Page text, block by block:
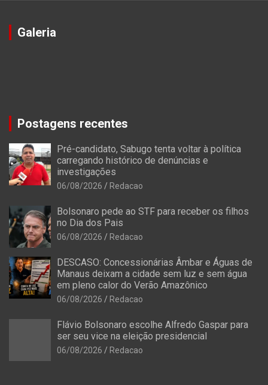
Galeria
Postagens recentes
Pré-candidato, Sabugo tenta voltar à política
carregando histórico de denúncias e
investigações
06/08/2026 Redacao
Bolsonaro pede ao STF para receber os filhos
no Dia dos Pais
06/08/2026 Redacao
DESCASO: Concessionárias Âmbar e Águas de
Manaus deixam a cidade sem luz e sem água
em pleno calor do Verão Amazônico
06/08/2026 Redacao
Flávio Bolsonaro escolhe Alfredo Gaspar para
ser seu vice na eleição presidencial
06/08/2026 Redacao